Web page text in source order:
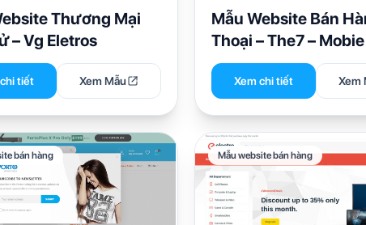
Thương Mại
– Vg Eletros
tiết Xem Mẫu
Mẫu Website Bán
Thoại – The7 –
Xem chi tiết Xem
bán hàng Mẫu website bán hàng